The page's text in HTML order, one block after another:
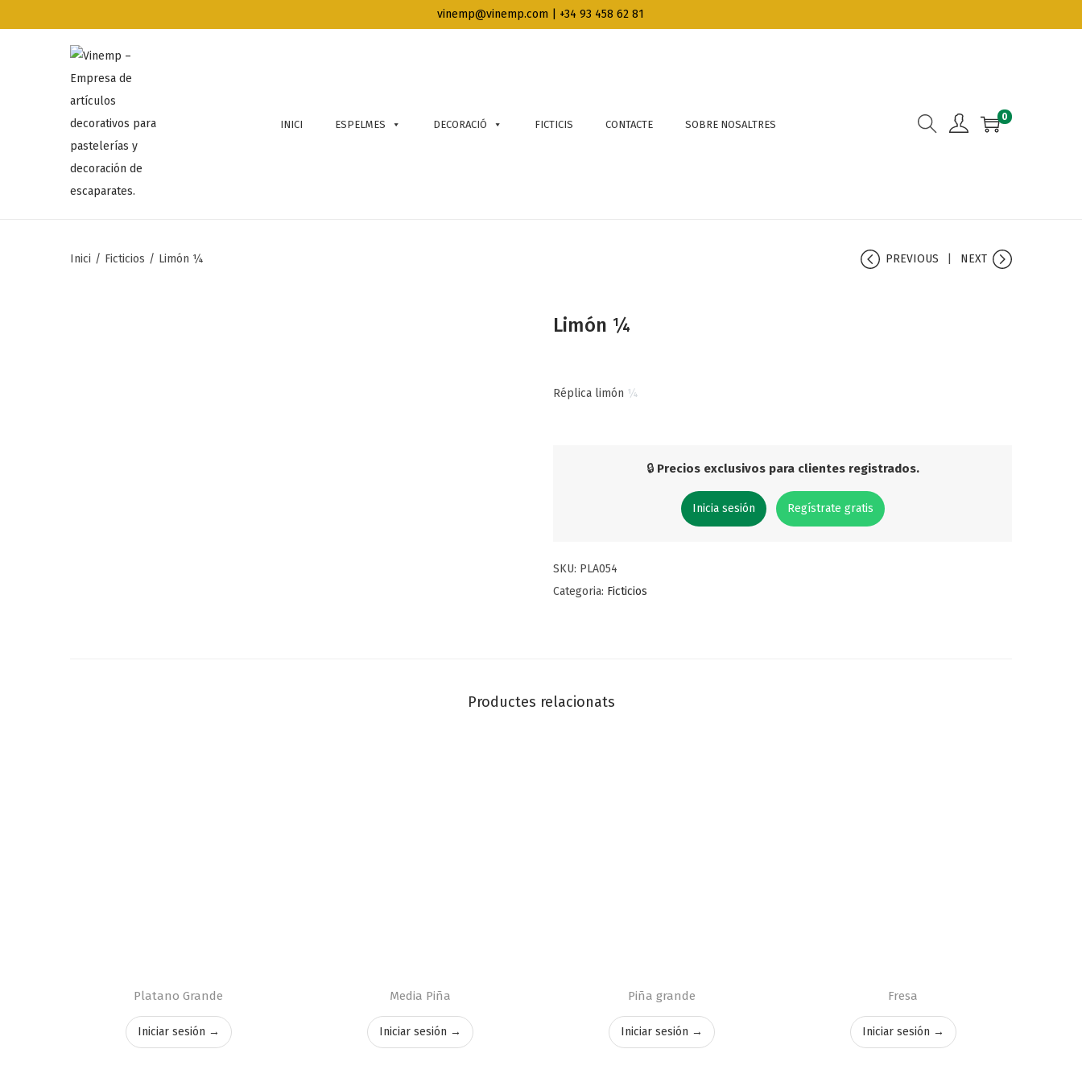
vinemp@vinemp.com | +34 93 458 62 81
INICI ESPELMES DECORACIÓ FICTICIS CONTACTE SOBRE NOSALTRES
0
Inici / Ficticios / Limón ¼ PREVIOUS NEXT
Limón ¼
Réplica limón ¼
🔒 Precios exclusivos para clientes registrados.
Inicia sesión Regístrate gratis
SKU: PLA054
Categoria: Ficticios
Productes relacionats
Platano Grande
Iniciar sesión →
Media Piña
Iniciar sesión →
Piña grande
Iniciar sesión →
Fresa
Iniciar sesión →